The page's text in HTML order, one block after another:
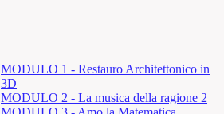
MODULO 1 - Restauro Architettonico in
3D
MODULO 2 - La musica della ragione 2